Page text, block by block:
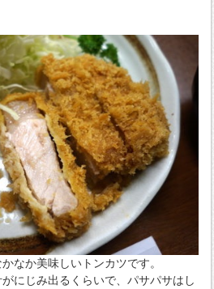
なか美味しいトンカツです。
にじみ出るくらいで、パサパサはし